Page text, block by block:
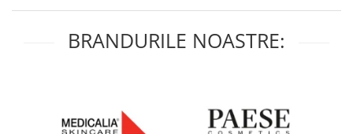
BRANDURILE NOASTRE: